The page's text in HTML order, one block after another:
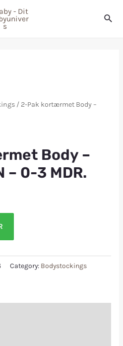
/ 2-Pak kortærmet Body –
Body –
– 0-3 MDR.
Category: Bodystockings